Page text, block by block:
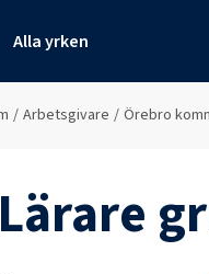
Alla yrken
/ Arbetsgivare / Örebro
Lärare